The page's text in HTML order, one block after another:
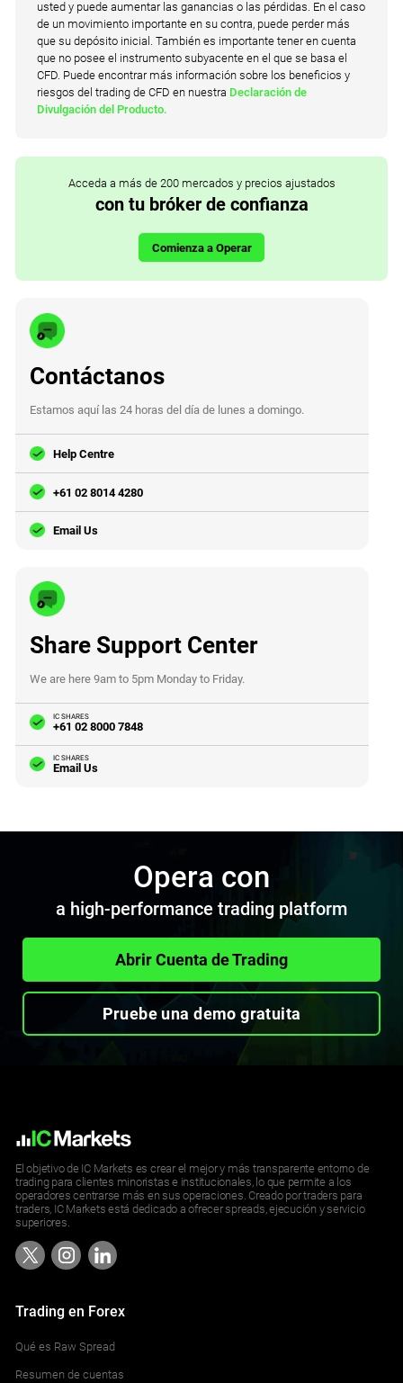
usted y puede aumentar las ganancias o las pérdidas. En el caso
de un movimiento importante en su contra, puede perder más
que su depósito inicial. También es importante tener en cuenta
que no posee el instrumento subyacente en el que se basa el
CFD. Puede encontrar más información sobre los beneficios y
riesgos del trading de CFD en nuestra Declaración de
Divulgación del Producto.
Acceda a más de 200 mercados y precios ajustados
con tu bróker de confianza
Comienza a Operar
Contáctanos
Estamos aquí las 24 horas del día de lunes a domingo.
Help Centre
+61 02 8014 4280
Email Us
Share Support Center
We are here 9am to 5pm Monday to Friday.
IC SHARES
+61 02 8000 7848
IC SHARES
Email Us
Opera con
a high-performance trading platform
Abrir Cuenta de Trading
Pruebe una demo gratuita
El objetivo de IC Markets es crear el mejor y más transparente entorno de
trading para clientes minoristas e institucionales, lo que permite a los
operadores centrarse más en sus operaciones. Creado por traders para
traders, IC Markets está dedicado a ofrecer spreads, ejecución y servicio
superiores.
Trading en Forex
Qué es Raw Spread
Resumen de cuentas